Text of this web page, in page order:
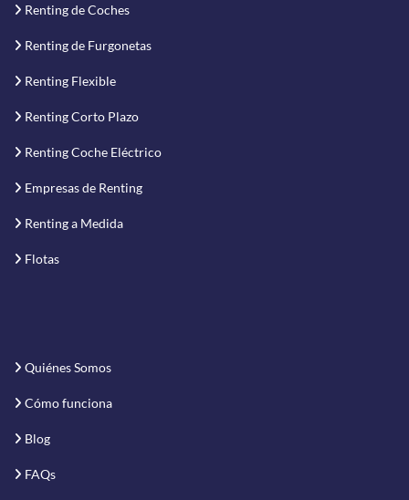
Renting de Coches
Renting de Furgonetas
Renting Flexible
Renting Corto Plazo
Renting Coche Eléctrico
Empresas de Renting
Renting a Medida
Flotas
Quiénes Somos
Cómo funciona
Blog
FAQs